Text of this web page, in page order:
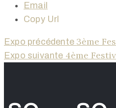
Email
Copy Url
Expo précédente 3ème
Expo suivante 4ème